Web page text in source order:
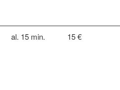
al. 15 min. 15 €